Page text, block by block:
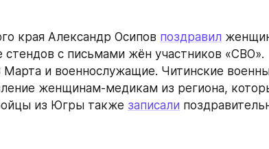
края Александр Осипов поздравил
стендов с письмами жён участников «СВО».
женщинам-медикам из региона,
из Югры также записали